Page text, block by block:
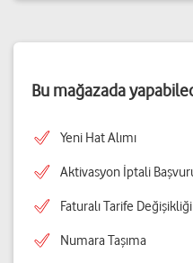
Bu mağazada
Yeni Hat Alımı
Aktivasyon İptali
Faturalı Tarife Değişikliği
Numara Taşıma